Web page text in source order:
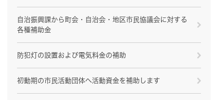
自治振興課から町会・自治会・地区市民協議会に対する
各種補助金
防犯灯の設置および電気料金の補助
初動期の市民活動団体へ活動資金を補助します